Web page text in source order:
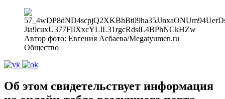
Автор фото: Евгения Асбаева/Megatyumen.ru
Общество
Об этом свидетельствует информация